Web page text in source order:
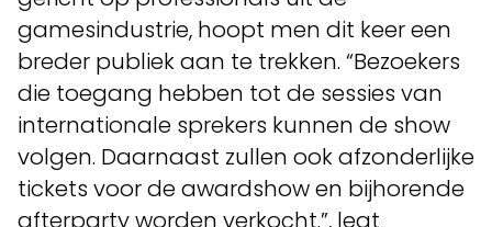
gamesindustrie, hoopt men dit keer een
breder publiek aan te trekken. “Bezoekers
die toegang hebben tot de sessies van
internationale sprekers kunnen de show
volgen. Daarnaast zullen ook afzonderlijke
tickets voor de awardshow en bijhorende
afterparty worden verkocht.”, legt